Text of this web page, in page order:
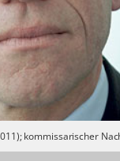
kommissarischer